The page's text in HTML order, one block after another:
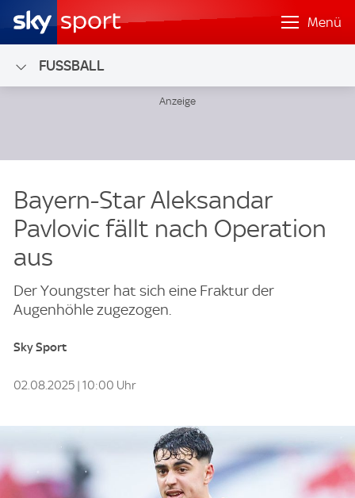
Menü
FUSSBALL
Bayern-Star Aleksandar
Pavlovic fällt nach Operation
aus
Der Youngster hat sich eine Fraktur der
Augenhöhle zugezogen.
Sky Sport
02.08.2025 | 10:00 Uhr